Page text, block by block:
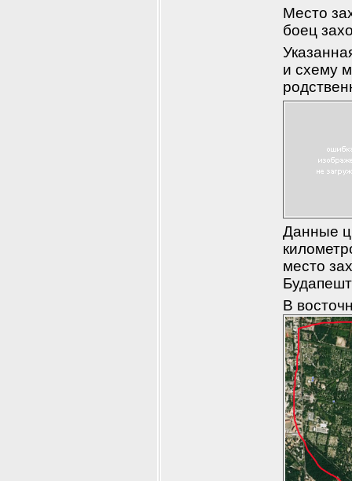
Место
боец
и схему
Данные
место
В